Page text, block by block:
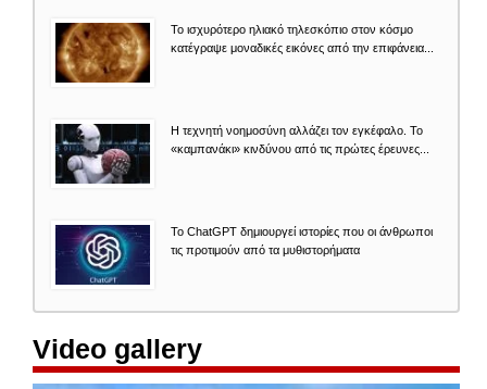
Το ισχυρότερο ηλιακό τηλεσκόπιο στον κόσμο
κατέγραψε μοναδικές εικόνες από την επιφάνεια...
Η τεχνητή νοημοσύνη αλλάζει τον εγκέφαλο. Το
«καμπανάκι» κινδύνου από τις πρώτες έρευνες...
Το ChatGPT δημιουργεί ιστορίες που οι άνθρωποι
τις προτιμούν από τα μυθιστορήματα
Video gallery